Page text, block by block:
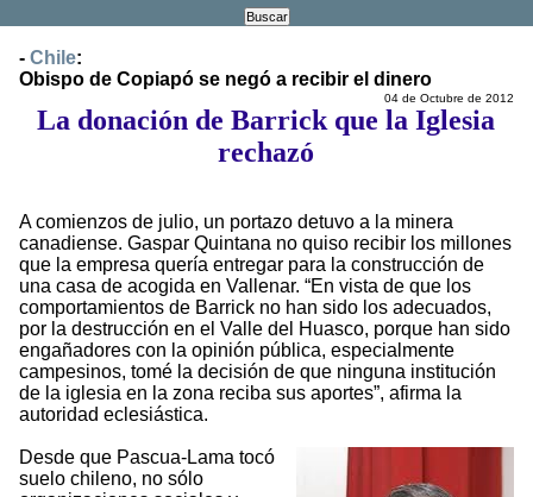
- Chile:
Obispo de Copiapó se negó a recibir el dinero
04 de Octubre de 2012
La donación de Barrick que la Iglesia
rechazó
A comienzos de julio, un portazo detuvo a la minera
canadiense. Gaspar Quintana no quiso recibir los millones
que la empresa quería entregar para la construcción de
una casa de acogida en Vallenar. “En vista de que los
comportamientos de Barrick no han sido los adecuados,
por la destrucción en el Valle del Huasco, porque han sido
engañadores con la opinión pública, especialmente
campesinos, tomé la decisión de que ninguna institución
de la iglesia en la zona reciba sus aportes”, afirma la
autoridad eclesiástica.
Desde que Pascua-Lama tocó
suelo chileno, no sólo